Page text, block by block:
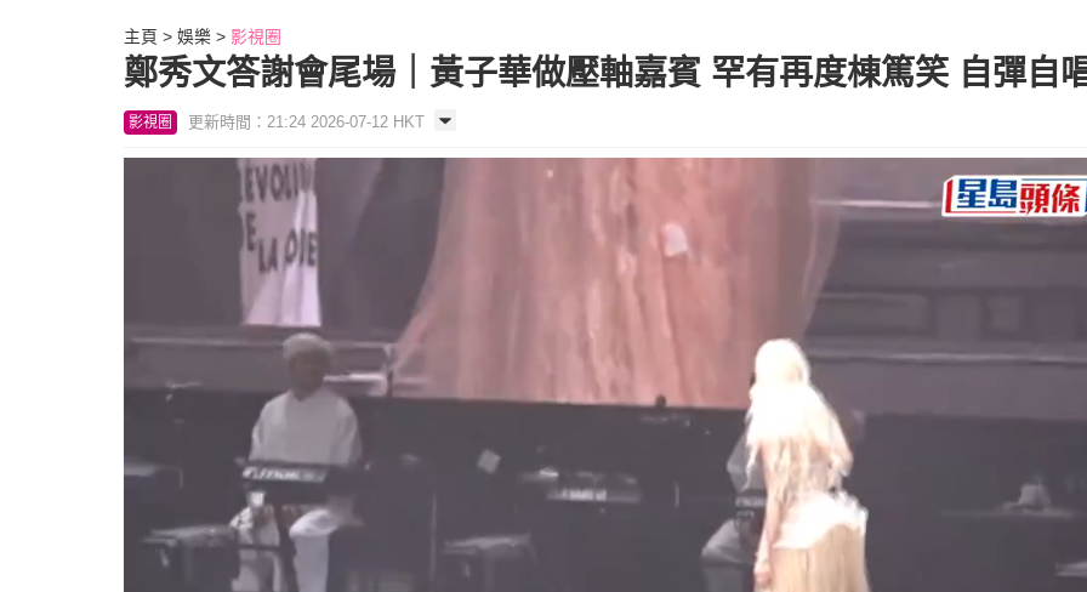
主頁 娛樂 影視圈
鄭秀文答謝會尾場｜黃子華做壓軸嘉賓 罕有再度棟篤笑 自彈自
影視圈 更新時間：21:24 2026-07-12 HKT